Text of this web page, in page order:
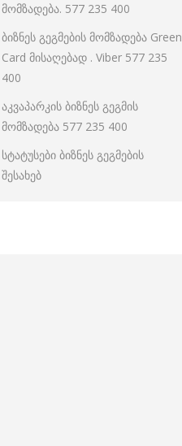
მომზადება. 577 235 400
ბიზნეს გეგმების მომზადება Green
Card მისაღებად . Viber 577 235
400
აკვაპარკის ბიზნეს გეგმის
მომზადება 577 235 400
სტატუსები ბიზნეს გეგმების
შესახებ